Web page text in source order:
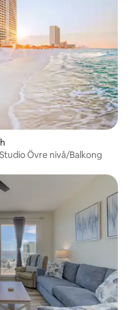
Övre nivå/Balkong